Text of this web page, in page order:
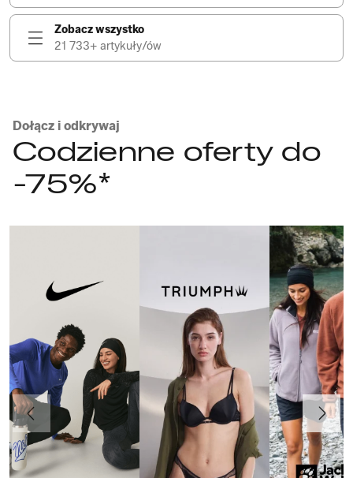
Zobacz wszystko
21 733+ artykuły/ów
Dołącz i odkrywaj
Codzienne oferty do
-75%*
Poprzedni Dalej